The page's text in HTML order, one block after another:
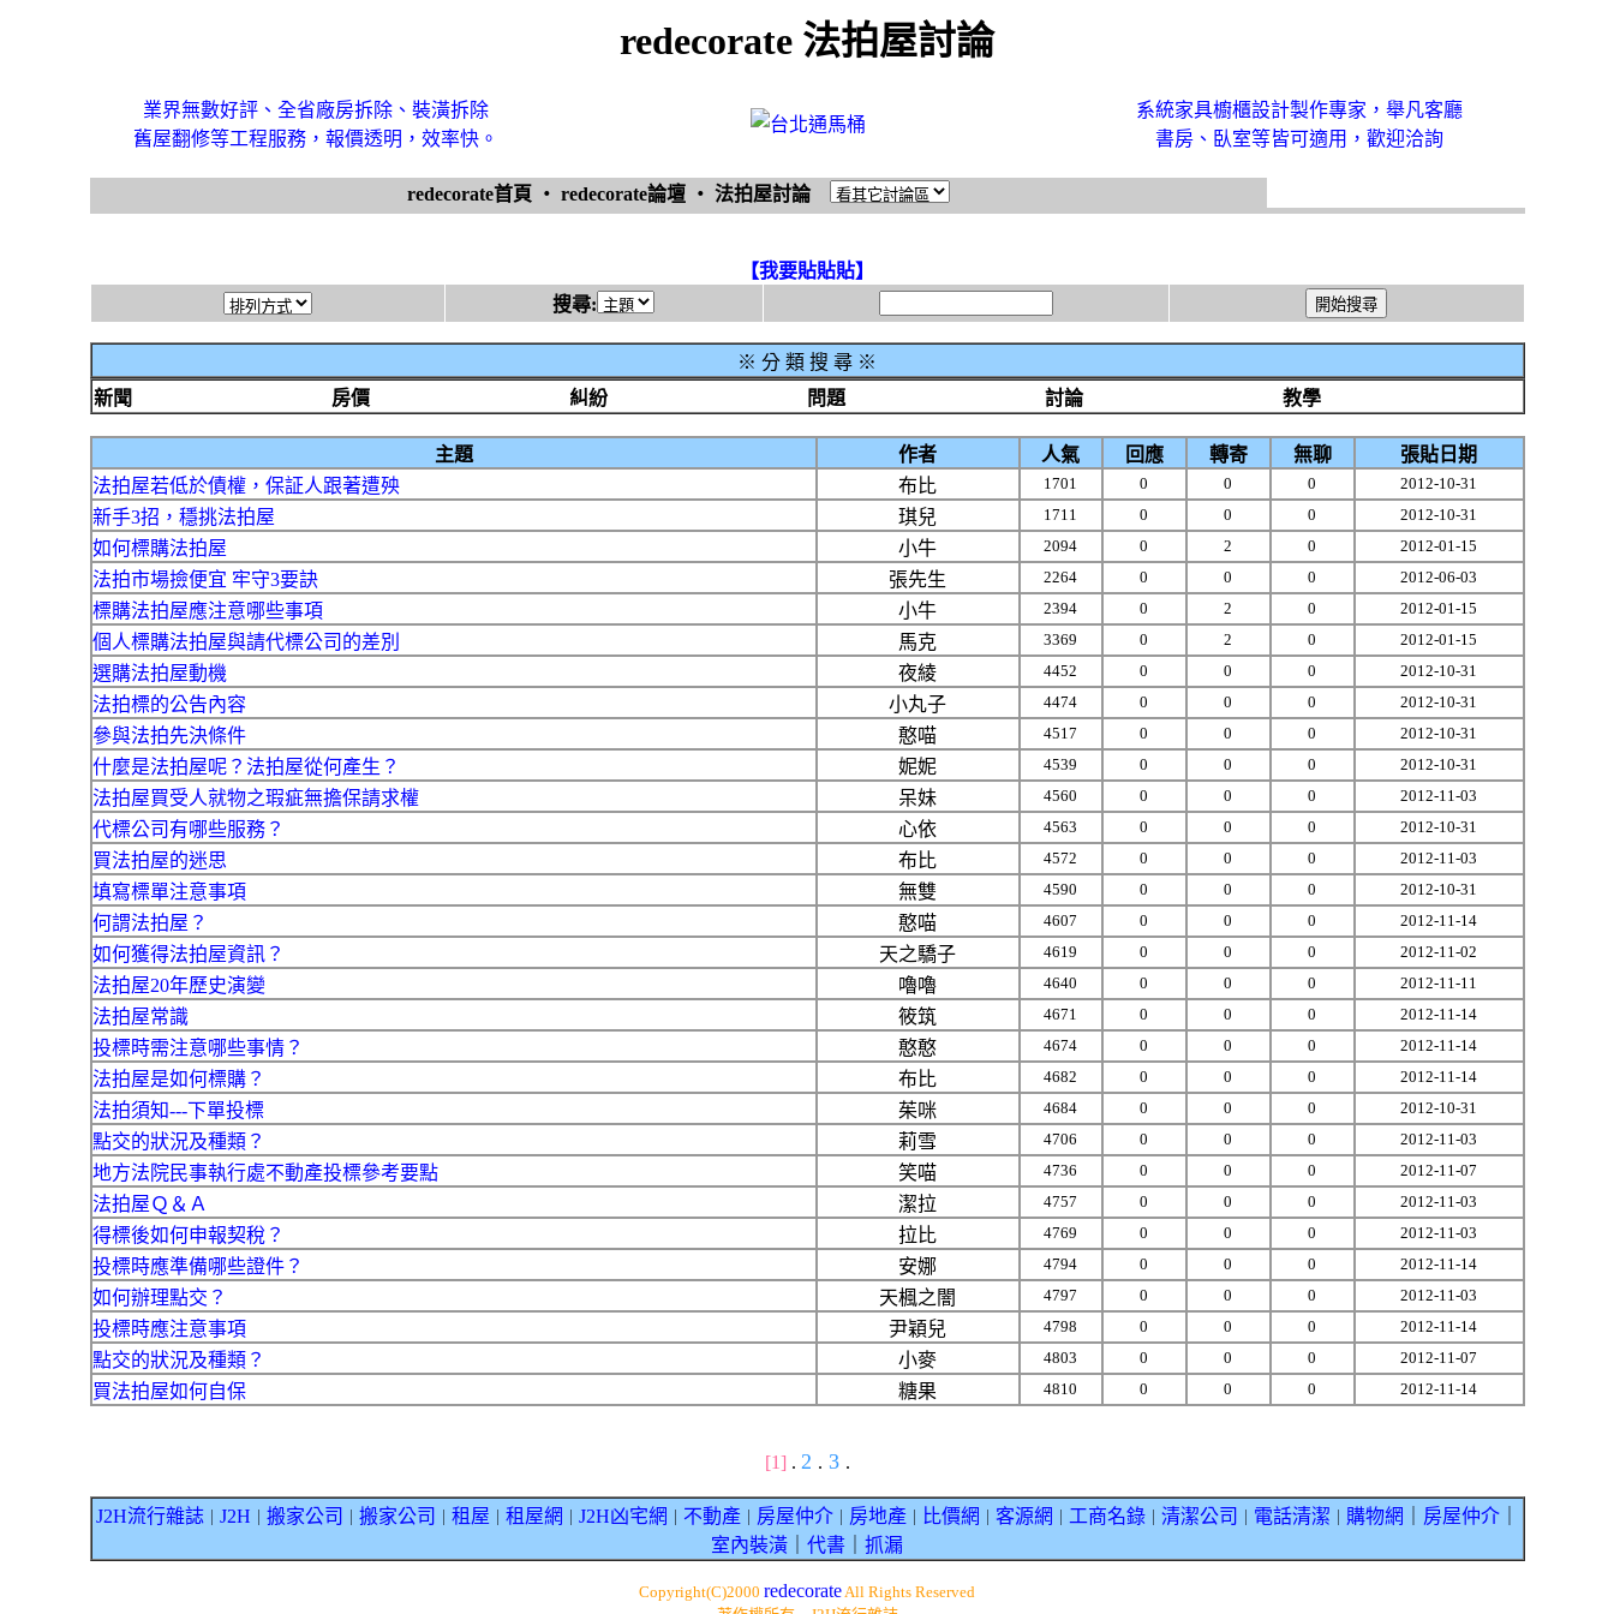
redecorate 法拍屋討論
業界無數好評、全省廠房拆除、裝潢拆除
舊屋翻修等工程服務，報價透明，效率快。
系統家具櫥櫃設計製作專家，舉凡客廳
書房、臥室等皆可適用，歡迎洽詢
redecorate首頁 ‧ redecorate論壇 ‧ 法拍屋討論
【我要貼貼貼】
搜尋:
※ 分 類 搜 尋 ※
新聞
房價 糾紛 問題 討論 教學
主題 作者 人氣 回應 轉寄 無聊
張貼日期
法拍屋若低於債權，保証人跟著遭殃
布比 1701 0 0 0 2012-10-31
新手3招，穩挑法拍屋 琪兒 1711 0 0 0 2012-10-31
如何標購法拍屋 小牛 2094 0 2 0 2012-01-15
法拍市場撿便宜 牢守3要訣 張先生 2264 0 0 0 2012-06-03
標購法拍屋應注意哪些事項 小牛 2394 0 2 0 2012-01-15
個人標購法拍屋與請代標公司的差別 馬克 3369 0 2 0 2012-01-15
選購法拍屋動機 夜綾 4452 0 0 0 2012-10-31
法拍標的公告內容 小丸子 4474 0 0 0 2012-10-31
參與法拍先決條件 憨喵 4517 0 0 0 2012-10-31
什麼是法拍屋呢？法拍屋從何產生？ 妮妮 4539 0 0 0 2012-10-31
法拍屋買受人就物之瑕疵無擔保請求權 呆妹 4560 0 0 0 2012-11-03
代標公司有哪些服務？ 心依 4563 0 0 0 2012-10-31
買法拍屋的迷思 布比 4572 0 0 0 2012-11-03
填寫標單注意事項 無雙 4590 0 0 0 2012-10-31
何謂法拍屋？ 憨喵 4607 0 0 0 2012-11-14
如何獲得法拍屋資訊？ 天之驕子 4619 0 0 0 2012-11-02
法拍屋20年歷史演變 嚕嚕 4640 0 0 0 2012-11-11
法拍屋常識 筱筑 4671 0 0 0 2012-11-14
投標時需注意哪些事情？ 憨憨 4674 0 0 0 2012-11-14
法拍屋是如何標購？ 布比 4682 0 0 0 2012-11-14
法拍須知---下單投標 茱咪 4684 0 0 0 2012-10-31
點交的狀況及種類？ 莉雪 4706 0 0 0 2012-11-03
地方法院民事執行處不動產投標參考要點 笑喵 4736 0 0 0 2012-11-07
法拍屋Ｑ＆Ａ 潔拉 4757 0 0 0 2012-11-03
得標後如何申報契稅？ 拉比 4769 0 0 0 2012-11-03
投標時應準備哪些證件？ 安娜 4794 0 0 0 2012-11-14
如何辦理點交？ 天楓之闇 4797 0 0 0 2012-11-03
投標時應注意事項 尹穎兒 4798 0 0 0 2012-11-14
點交的狀況及種類？ 小麥 4803 0 0 0 2012-11-07
買法拍屋如何自保 糖果 4810 0 0 0 2012-11-14
[1] . 2 . 3 .
J2H流行雜誌｜ J2H 搬家公司 搬家公司 租屋 租屋網 J2H凶宅網 不動產｜ 房屋仲介｜ 房地產｜ 比價網 客源網 工商名錄｜ 清潔公司 電話清潔 購物網 房屋仲介｜
室內裝潢
代書 抓漏
Copyright(C)2000 redecorateAll Rights Reserved